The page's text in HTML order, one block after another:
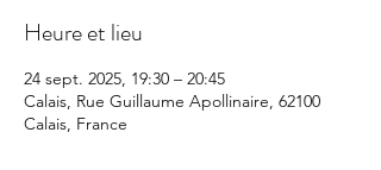
Heure et lieu
24 sept. 2025, 19:30 – 20:45
Calais, Rue Guillaume Apollinaire, 62100
Calais, France